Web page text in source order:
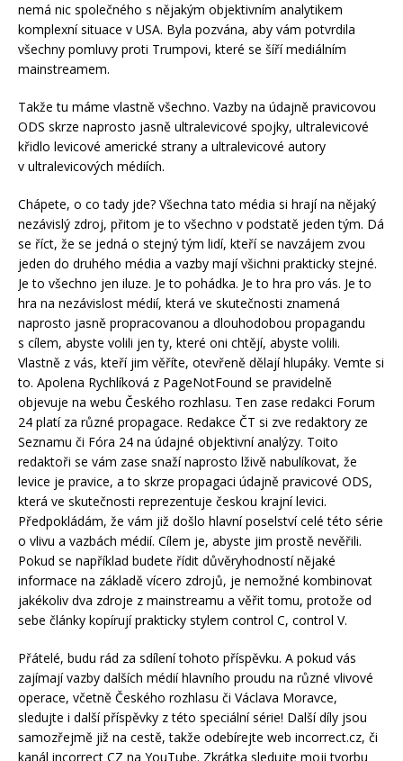
nemá nic společného s nějakým objektivním analytikem
komplexní situace v USA. Byla pozvána, aby vám potvrdila
všechny pomluvy proti Trumpovi, které se šíří mediálním
mainstreamem.
Takže tu máme vlastně všechno. Vazby na údajně pravicovou
ODS skrze naprosto jasně ultralevicové spojky, ultralevicové
křidlo levicové americké strany a ultralevicové autory
v ultralevicových médiích.
Chápete, o co tady jde? Všechna tato média si hrají na nějaký
nezávislý zdroj, přitom je to všechno v podstatě jeden tým. Dá
se říct, že se jedná o stejný tým lidí, kteří se navzájem zvou
jeden do druhého média a vazby mají všichni prakticky stejné.
Je to všechno jen iluze. Je to pohádka. Je to hra pro vás. Je to
hra na nezávislost médií, která ve skutečnosti znamená
naprosto jasně propracovanou a dlouhodobou propagandu
s cílem, abyste volili jen ty, které oni chtějí, abyste volili.
Vlastně z vás, kteří jim věříte, otevřeně dělají hlupáky. Vemte si
to. Apolena Rychlíková z PageNotFound se pravidelně
objevuje na webu Českého rozhlasu. Ten zase redakci Forum
24 platí za různé propagace. Redakce ČT si zve redaktory ze
Seznamu či Fóra 24 na údajné objektivní analýzy. Toito
redaktoři se vám zase snaží naprosto lživě nabulíkovat, že
levice je pravice, a to skrze propagaci údajně pravicové ODS,
která ve skutečnosti reprezentuje českou krajní levici.
Předpokládám, že vám již došlo hlavní poselství celé této série
o vlivu a vazbách médií. Cílem je, abyste jim prostě nevěřili.
Pokud se například budete řídit důvěryhodností nějaké
informace na základě vícero zdrojů, je nemožné kombinovat
jakékoliv dva zdroje z mainstreamu a věřit tomu, protože od
sebe články kopírují prakticky stylem control C, control V.
Přátelé, budu rád za sdílení tohoto příspěvku. A pokud vás
zajímají vazby dalších médií hlavního proudu na různé vlivové
operace, včetně Českého rozhlasu či Václava Moravce,
sledujte i další příspěvky z této speciální série! Další díly jsou
samozřejmě již na cestě, takže odebírejte web incorrect.cz, či
kanál incorrect CZ na YouTube. Zkrátka sledujte moji tvorbu